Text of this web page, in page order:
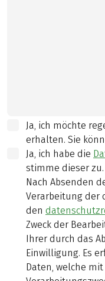
Ja, ich möchte
erhalten. Sie
Ja, ich habe die
stimme dieser zu.
Nach Absenden
Verarbeitung der
den
Zweck der
Ihrer durch das
Einwilligung. Es
Daten, welche